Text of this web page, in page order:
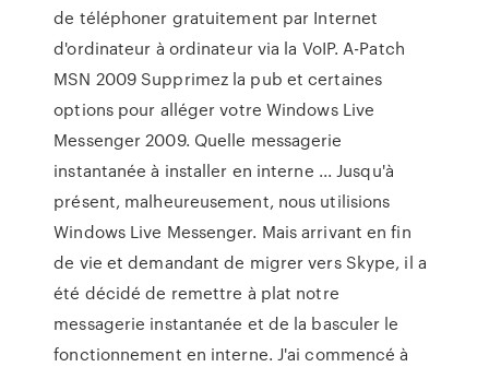
de téléphoner gratuitement par Internet
d'ordinateur à ordinateur via la VoIP. A-Patch
MSN 2009 Supprimez la pub et certaines
options pour alléger votre Windows Live
Messenger 2009. Quelle messagerie
instantanée à installer en interne ... Jusqu'à
présent, malheureusement, nous utilisions
Windows Live Messenger. Mais arrivant en fin
de vie et demandant de migrer vers Skype, il a
été décidé de remettre à plat notre
messagerie instantanée et de la basculer le
fonctionnement en interne. J'ai commencé à